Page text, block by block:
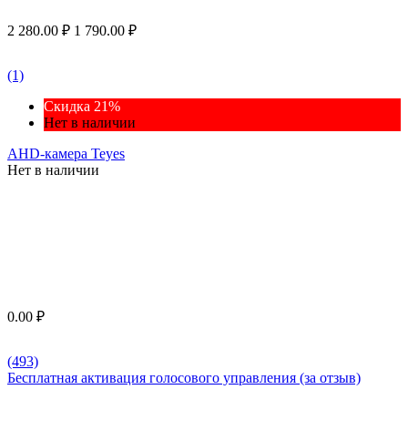
2 280.00 ₽ 1 790.00 ₽
(1)
Скидка 21%
Нет в наличии
AHD-камера Teyes
Нет в наличии
0.00 ₽
(493)
Бесплатная активация голосового управления (за отзыв)